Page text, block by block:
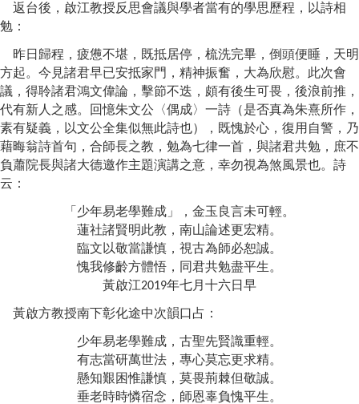
返台後，啟江教授反思會議與學者當有的學思歷程，以詩相
勉 ：
昨日歸程，疲憊不堪，既抵居停，梳洗完畢，倒頭便睡，天明
方起。今見諸君早已安抵家門，精神振奮，大為欣慰。此次會
議，得聆諸君鴻文偉論，擊節不迭，頗有後生可畏，後浪前推，
代有新人之感。回憶朱文公〈偶成〉一詩（是否真為朱熹所作，
素有疑義，以文公全集似無此詩也），既愧於心，復用自警，乃
藉晦翁詩首句，合師長之教，勉為七律一首，與諸君共勉，庶不
負蕭院長與諸大德邀作主題演講之意，幸勿視為煞風景也。詩
云：
「少年易老學難成」，金玉良言未可輕。
蓮社諸賢明此教，南山論述更宏精。
臨文以敬當謙慎，視古為師必恕誠。
愧我修齡方體悟，同君共勉盡平生。
黃啟江2019年七月十六日 早
黃啟方教授南下彰化途中次韻口占 ：
少年易老學難成，古聖先賢識重輕。
有志當研萬世法，專心莫忘更求精。
懸知艱困惟謙慎，莫畏荊棘但敬誠。
垂老時時憐宿念，師恩辜負愧平生。